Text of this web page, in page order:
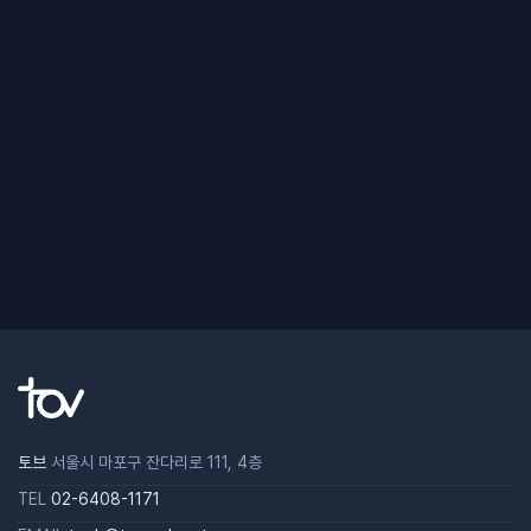
토브 서울시 마포구 잔다리로 111, 4층
TEL 02-6408-1171